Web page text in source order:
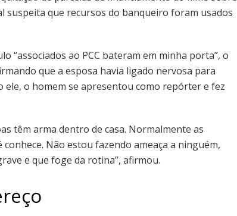
suspeita que recursos do banqueiro foram usados
“associados ao PCC bateram em minha porta”, o
que a esposa havia ligado nervosa para
ele, o homem se apresentou como repórter e fez
têm arma dentro de casa. Normalmente as
Não estou fazendo ameaça a ninguém,
e que foge da rotina”, afirmou.